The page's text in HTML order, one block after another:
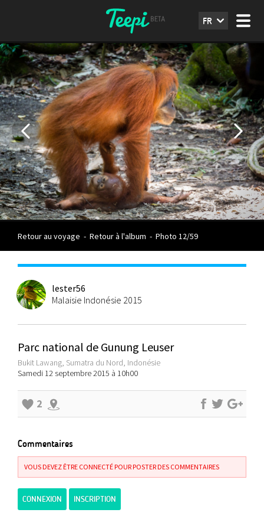
FR
Retour au voyage - Retour à l'album - Photo 12/59
lester56
Malaisie Indonésie 2015
Parc national de Gunung Leuser
Bukit Lawang, Sumatra du Nord, Indonésie
Samedi 12 septembre 2015 à 10h00
2
Commentaires
VOUS DEVEZ ÊTRE CONNECTÉ POUR POSTER DES COMMENTAIRES
CONNEXION INSCRIPTION